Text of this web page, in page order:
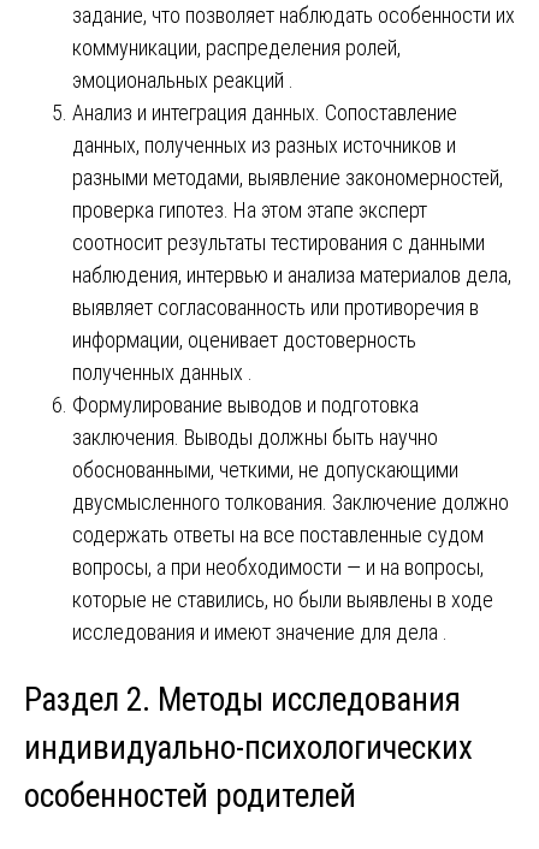
задание, что позволяет наблюдать особенности их
коммуникации, распределения ролей,
эмоциональных реакций .
Анализ и интеграция данных. Сопоставление
данных, полученных из разных источников и
разными методами, выявление закономерностей,
проверка гипотез. На этом этапе эксперт
соотносит результаты тестирования с данными
наблюдения, интервью и анализа материалов дела,
выявляет согласованность или противоречия в
информации, оценивает достоверность
полученных данных .
Формулирование выводов и подготовка
заключения. Выводы должны быть научно
обоснованными, четкими, не допускающими
двусмысленного толкования. Заключение должно
содержать ответы на все поставленные судом
вопросы, а при необходимости — и на вопросы,
которые не ставились, но были выявлены в ходе
исследования и имеют значение для дела .
Раздел 2. Методы исследования
индивидуально-психологических
особенностей родителей